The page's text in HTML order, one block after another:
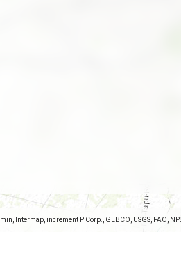
Intermap, increment P Corp., GEBCO, USGS, FAO,